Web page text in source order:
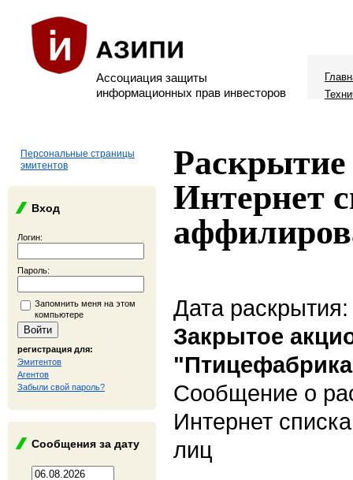
Ассоциация защиты
информационных прав инвесторов
Персональные страницы
эмитентов
Вход
Логин:
Пароль:
Запомнить меня на этом
компьютере
регистрация для:
Эмитентов
Агентов
Забыли свой пароль?
Сообщения за дату
Раскрытие
Интернет
Дата
Закрытое
Сообщение о
Интернет
лиц